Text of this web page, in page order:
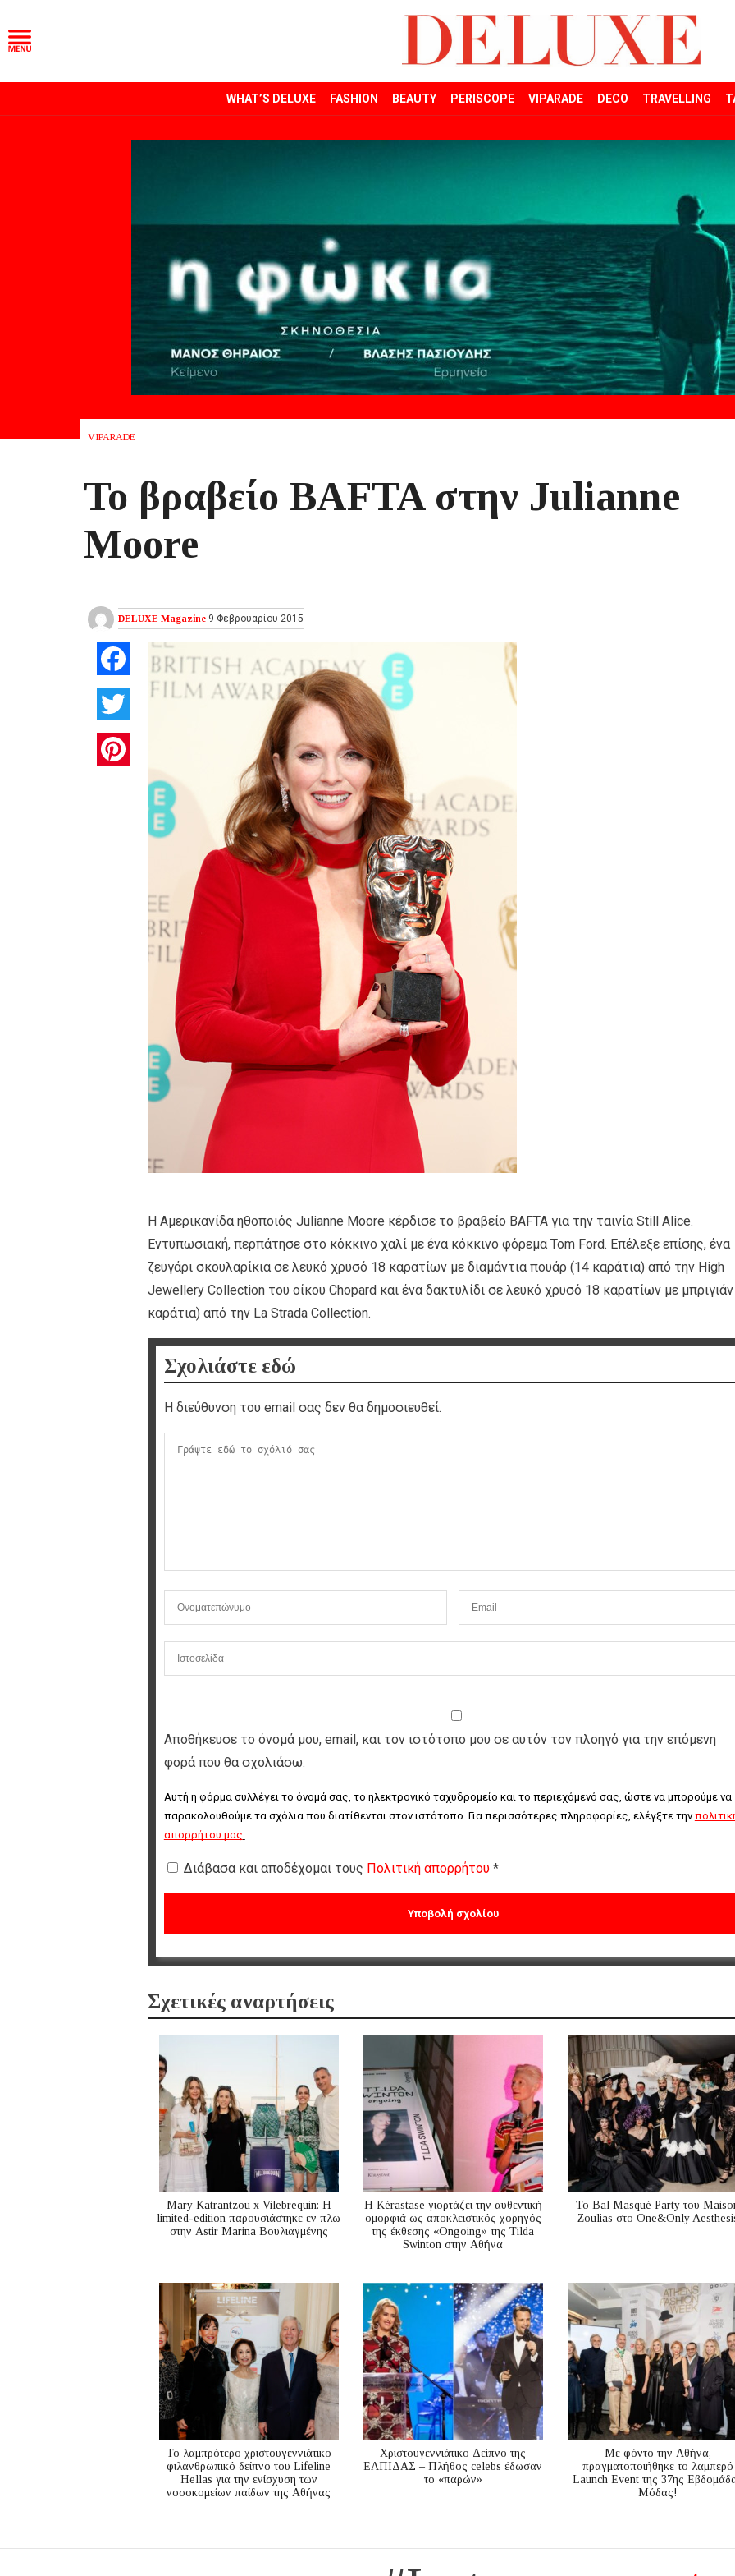
WHAT’S DELUXE FASHION BEAUTY PERISCOPE VIPARADE DECO TRAVELLING
VIPARADE
Το βραβείο BAFTA στην Julianne
Moore
DELUXE Magazine 9 Φεβρουαρίου 2015
Facebook
Η Αμερικανίδα ηθοποιός Julianne Moore κέρδισε το βραβείο BAFTA για την ταινία Still Alice.
Εντυπωσιακή, περπάτησε στο κόκκινο χαλί με ένα κόκκινο φόρεμα Tom Ford. Επέλεξε επίσης, ένα
ζευγάρι σκουλαρίκια σε λευκό χρυσό 18 καρατίων με διαμάντια πουάρ (14 καράτια) από την High
Jewellery Collection του οίκου Chopard και ένα δακτυλίδι σε λευκό χρυσό 18 καρατίων με
καράτια) από την La Strada Collection.
Σχολιάστε εδώ
Η διεύθυνση του email σας δεν θα δημοσιευθεί.
Αποθήκευσε το όνομά μου, email, και τον ιστότοπο μου σε αυτόν τον πλοηγό για την επόμενη
φορά που θα σχολιάσω.
Αυτή η φόρμα συλλέγει το όνομά σας, το ηλεκτρονικό ταχυδρομείο και το περιεχόμενό σας, ώστε να μπορούμε να
παρακολουθούμε τα σχόλια που διατίθενται στον ιστότοπο. Για περισσότερες πληροφορίες, ελέγξτε την
απορρήτου μας.
Διάβασα και αποδέχομαι τους Πολιτική απορρήτου *
Σχετικές αναρτήσεις
Mary Katrantzou x Vilebrequin: Η
limited-edition παρουσιάστηκε εν πλω
στην Astir Marina Βουλιαγμένης
Η Kérastase γιορτάζει την αυθεντική
ομορφιά ως αποκλειστικός χορηγός
της έκθεσης «Ongoing» της Tilda
Swinton στην Αθήνα
Το Bal Masqué Party του
Zoulias στο One&Only
Το λαμπρότερο χριστουγεννιάτικο
φιλανθρωπικό δείπνο του Lifeline
Hellas για την ενίσχυση των
νοσοκομείων παίδων της Αθήνας
Χριστουγεννιάτικο Δείπνο της
ΕΛΠΙΔΑΣ – Πλήθος celebs έδωσαν
το «παρών»
Με φόντο την Αθήνα,
πραγματοποιήθηκε το λαμπερό
Launch Event της 37ης
Μόδας!